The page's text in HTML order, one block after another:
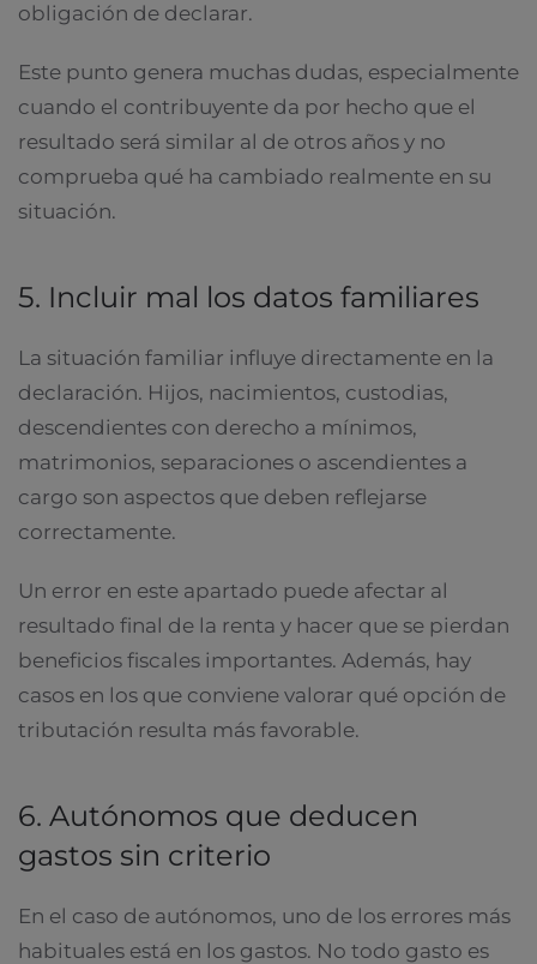
obligación de declarar.
Este punto genera muchas dudas, especialmente
cuando el contribuyente da por hecho que el
resultado será similar al de otros años y no
comprueba qué ha cambiado realmente en su
situación.
5. Incluir mal los datos familiares
La situación familiar influye directamente en la
declaración. Hijos, nacimientos, custodias,
descendientes con derecho a mínimos,
matrimonios, separaciones o ascendientes a
cargo son aspectos que deben reflejarse
correctamente.
Un error en este apartado puede afectar al
resultado final de la renta y hacer que se pierdan
beneficios fiscales importantes. Además, hay
casos en los que conviene valorar qué opción de
tributación resulta más favorable.
6. Autónomos que deducen
gastos sin criterio
En el caso de autónomos, uno de los errores más
habituales está en los gastos. No todo gasto es